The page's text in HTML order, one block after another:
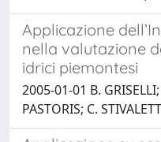
Applicazione
nella valutazione
idrici piemontesi
2005-01-01 B.
PASTORIS; C.